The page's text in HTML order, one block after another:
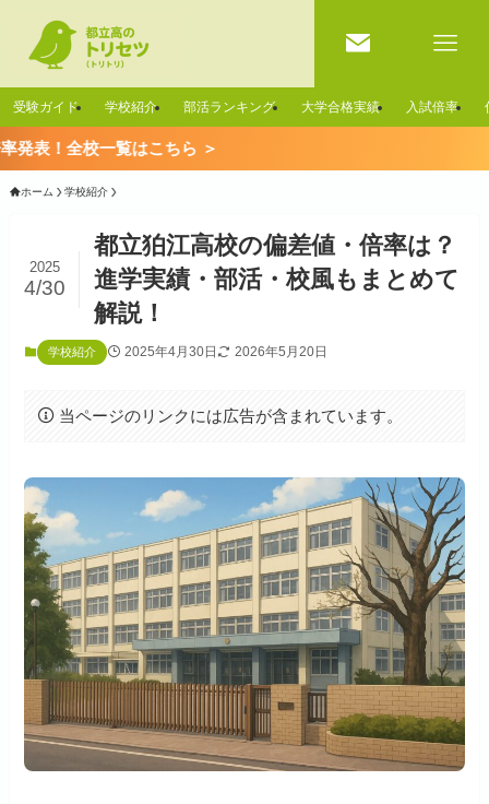
受験ガイド 学校紹介 部活ランキング 大学合格実績 入試倍率
はこちら ＞
ホーム 学校紹介
都立狛江高校の偏差値・倍率は？
進学実績・部活・校風もまとめて
解説！
2025
4/30
学校紹介 2025年4月30日 2026年5月20日
当ページのリンクには広告が含まれています。